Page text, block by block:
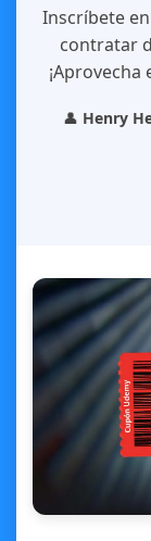
Inscríbete
contratar
👤 Henry